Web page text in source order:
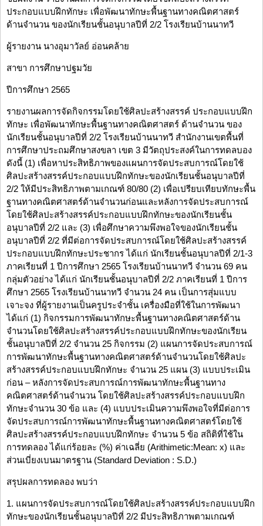
ประกอบแบบฝึกทักษะ เพื่อพัฒนาทักษะพื้นฐานทางคณิตศาสตร์
ด้านจำนวน ของนักเรียนชั้นอนุบาลปีที่ 2/2 โรงเรียนบ้านนาทวี
ผู้รายงาน นางอุมาวัลย์ อ่อนคล้าย
สาขา การศึกษาปฐมวัย
ปีการศึกษา 2565
รายงานผลการจัดกิจกรรมโดยใช้ศิลปะสร้างสรรค์ ประกอบแบบฝึก
ทักษะ เพื่อพัฒนาทักษะพื้นฐานทางคณิตศาสตร์ ด้านจำนวน ของ
นักเรียนชั้นอนุบาลปีที่ 2/2 โรงเรียนบ้านนาทวี สำนักงานเขตพื้นที่
การศึกษาประถมศึกษาสงขลา เขต 3 มีวัตถุประสงค์ในการทดลบอง
ดังนี้ (1) เพื่อหาประสิทธิภาพของแผนการจัดประสบการณ์โดยใช้
ศิลปะสร้างสรรค์ประกอบแบบฝึกทักษะของนักเรียนชั้นอนุบาลปีที่
2/2 ให้มีประสิทธิภาพตามเกณฑ์ 80/80 (2) เพื่อเปรียบเทียบทักษะพื้น
ฐานทางคณิตศาสตร์ด้านจำนวนก่อนและหลังการจัดประสบการณ์
โดยใช้ศิลปะสร้างสรรค์ประกอบแบบฝึกทักษะของนักเรียนชั้น
อนุบาลปีที่ 2/2 และ (3) เพื่อศึกษาความพึงพอใจของนักเรียนชั้น
อนุบาลปีที่ 2/2 ที่มีต่อการจัดประสบการณ์โดยใช้ศิลปะสร้างสรรค์
ประกอบแบบฝึกทักษะประชากร ได้แก่ นักเรียนชั้นอนุบาลปีที่ 2/1-3
ภาคเรียนที่ 1 ปีการศึกษา 2565 โรงเรียนบ้านนาทวี จำนวน 69 คน
กลุ่มตัวอย่าง ได้แก่ นักเรียนชั้นอนุบาลปีที่ 2/2 ภาคเรียนที่ 1 ปีการ
ศึกษา 2565 โรงเรียนบ้านนาทวี จำนวน 24 คน เป็นการสุ่มแบบ
เจาะจง ที่ผู้รายงานเป็นครูประจำชั้น เครื่องมือที่ใช้ในการพัฒนา
ได้แก่ (1) กิจกรรมการพัฒนาทักษะพื้นฐานทางคณิตศาสตร์ด้าน
จำนวนโดยใช้ศิลปะสร้างสรรค์ประกอบแบบฝึกทักษะของนักเรียน
ชั้นอนุบาลปีที่ 2/2 จำนวน 25 กิจกรรม (2) แผนการจัดประสบการณ์
การพัฒนาทักษะพื้นฐานทางคณิตศาสตร์ด้านจำนวนโดยใช้ศิลปะ
สร้างสรรค์ประกอบแบบฝึกทักษะ จำนวน 25 แผน (3) แบบประเมิน
ก่อน – หลังการจัดประสบการณ์การพัฒนาทักษะพื้นฐานทาง
คณิตศาสตร์ด้านจำนวน โดยใช้ศิลปะสร้างสรรค์ประกอบแบบฝึก
ทักษะจำนวน 30 ข้อ และ (4) แบบประเมินความพึงพอใจที่มีต่อการ
จัดประสบการณ์การพัฒนาทักษะพื้นฐานทางคณิตศาสตร์โดยใช้
ศิลปะสร้างสรรค์ประกอบแบบฝึกทักษะ จำนวน 5 ข้อ สถิติที่ใช้ใน
การทดลอง ได้แก่ร้อยละ (%) ค่าเฉลี่ย (Arithimetic:Mean: x) และ
ส่วนเบี่ยงเบนมาตรฐาน (Standard Deviation : S.D.)
สรุปผลการทดลอง พบว่า
1. แผนการจัดประสบการณ์โดยใช้ศิลปะสร้างสรรค์ประกอบแบบฝึก
ทักษะของนักเรียนชั้นอนุบาลปีที่ 2/2 มีประสิทธิภาพตามเกณฑ์